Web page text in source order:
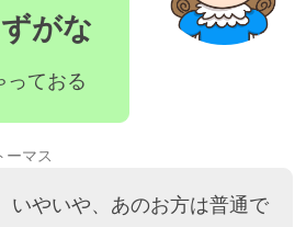
がな
っておる
ーマス
いやいや、あのお方は普通で